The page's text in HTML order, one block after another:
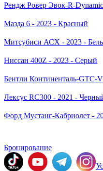
Рендж Ровер Эвок-R-
Мазда 6 - 2023 - Красный
Митсубиси АСХ - 2023 -
Ниссан 400Z - 2023 - Серый
Бентли Континенталь-GTC-
Лексус RC300 - 2021 -
Форд Мустанг-Кабриолет -
Бронирование